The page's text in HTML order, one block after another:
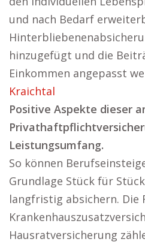
und nach Bedarf
hinzugefügt und die
Einkommen angepasst
Kraichtal
Positive Aspekte dieser
Leistungsumfang.
So können
Grundlage Stück für
langfristig absichern. Die
Hausratversicherung